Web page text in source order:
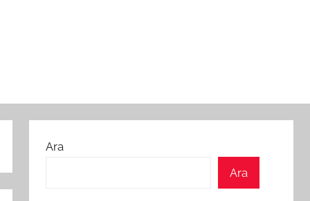
Ara
Ara